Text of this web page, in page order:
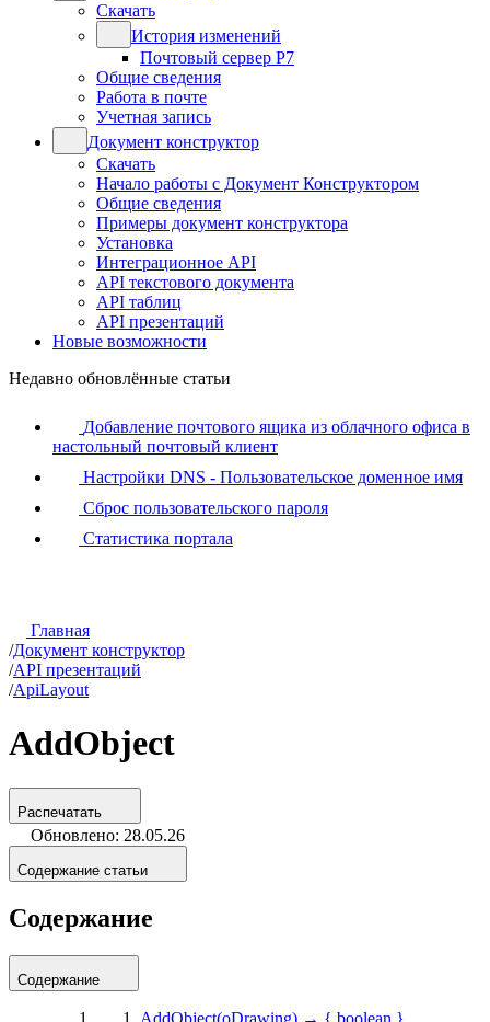
Скачать
История изменений
Почтовый сервер Р7
Общие сведения
Работа в почте
Учетная запись
Документ конструктор
Скачать
Начало работы с Документ Конструктором
Общие сведения
Примеры документ конструктора
Установка
Интеграционное API
API текстового документа
API таблиц
API презентаций
Новые возможности
Недавно обновлённые статьи
Добавление почтового ящика из облачного офиса в
настольный почтовый клиент
Настройки DNS - Пользовательское доменное имя
Сброс пользовательского пароля
Статистика портала
Главная
/Документ конструктор
/API презентаций
/ApiLayout
AddObject
Распечатать
Обновлено: 28.05.26
Содержание статьи
Содержание
Содержание
AddObject(oDrawing) → { boolean }